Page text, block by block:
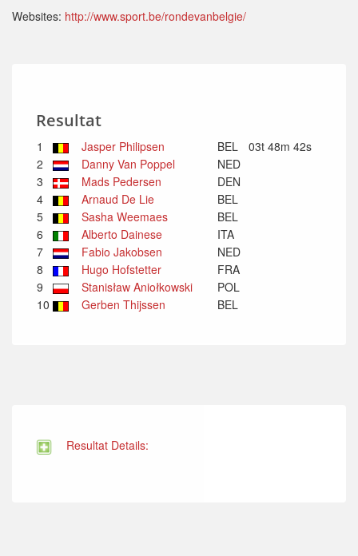
Websites: http://www.sport.be/rondevanbelgie/
Resultat
1 Jasper Philipsen BEL
03t 48m 42s
2
Danny Van Poppel
NED
3
Mads Pedersen
DEN
4
Arnaud De Lie
BEL
5
Sasha Weemaes
BEL
6
Alberto Dainese
ITA
7
Fabio Jakobsen
NED
8
Hugo Hofstetter
FRA
9
Stanisław Aniołkowski
POL
10
Gerben Thijssen BEL
Resultat Details: